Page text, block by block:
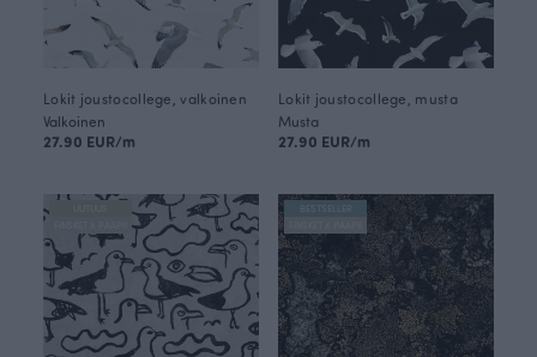
Lokit joustocollege, valkoinen
Valkoinen
27.90 EUR/m
Lokit joustocollege, musta
Musta
27.90 EUR/m
BESTSELLER